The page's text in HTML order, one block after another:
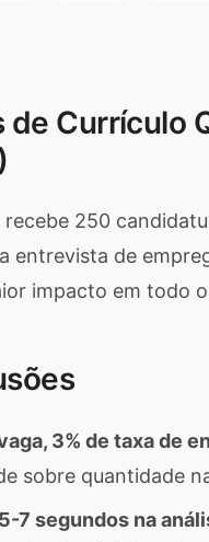
Currículo
250
entrevista de
impacto em todo
3% de taxa de
sobre quantidade
7 segundos na